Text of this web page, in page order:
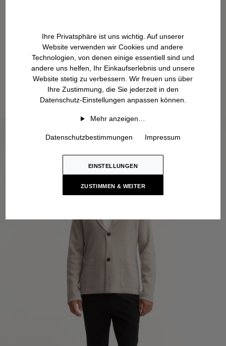
Ihre Privatsphäre ist uns wichtig. Auf unserer
Website verwenden wir Cookies und andere
Technologien, von denen einige essentiell sind und
andere uns helfen, Ihr Einkaufserlebnis und unsere
Website stetig zu verbessern. Wir freuen uns über
Ihre Zustimmung, die Sie jederzeit in den
Datenschutz-Einstellungen anpassen können.
Mehr anzeigen…
Datenschutzbestimmungen Impressum
EINSTELLUNGEN
ZUSTIMMEN & WEITER